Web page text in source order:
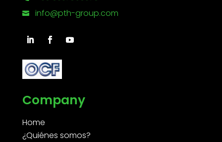
 info@pth-group.com
Company
Home
¿Quiénes somos?